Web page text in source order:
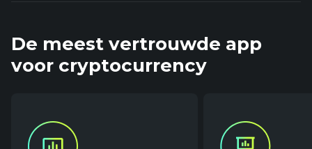
De meest vertrouwde app
voor cryptocurrency